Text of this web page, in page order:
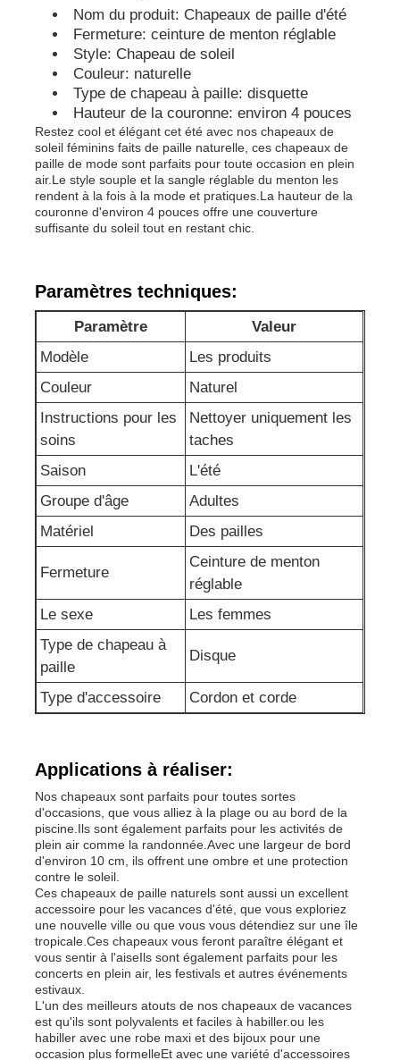
Maison
Produits
Visite d'usine
Contactez-nous
nouvelles
Cas
Demandez une citation
Les guêtres sans couture des femmes
L'ouatine des femmes a rayé des guêtres
Legging Spandex Femme
Guêtres colorées de yoga
Entraîneur Socks de sports
les chaussettes des hommes géniaux
Les chaussettes de fantaisie des femmes
Chaussettes douces et confortables
Chapeaux de paille d'été pour femmes
Nom du produit: Chapeaux de paille d'été
Fermeture: ceinture de menton réglable
Style: Chapeau de soleil
Couleur: naturelle
Type de chapeau à paille: disquette
Hauteur de la couronne: environ 4 pouces
Restez cool et élégant cet été avec nos chapeaux de
soleil féminins faits de paille naturelle, ces chapeaux de
paille de mode sont parfaits pour toute occasion en plein
air.Le style souple et la sangle réglable du menton les
rendent à la fois à la mode et pratiques.La hauteur de la
couronne d'environ 4 pouces offre une couverture
suffisante du soleil tout en restant chic.
Paramètres techniques:
Paramètre
Valeur
Modèle
Les produits
Couleur
Naturel
Instructions pour les
soins
Nettoyer uniquement les
taches
Saison
L'été
Groupe d'âge
Adultes
Matériel
Des pailles
Fermeture
Ceinture de menton
réglable
Le sexe
Les femmes
Type de chapeau à
paille
Disque
Type d'accessoire Cordon et corde
Applications à réaliser:
Nos chapeaux sont parfaits pour toutes sortes
d'occasions, que vous alliez à la plage ou au bord de la
piscine.Ils sont également parfaits pour les activités de
plein air comme la randonnée.Avec une largeur de bord
d'environ 10 cm, ils offrent une ombre et une protection
contre le soleil.
Ces chapeaux de paille naturels sont aussi un excellent
accessoire pour les vacances d'été, que vous exploriez
une nouvelle ville ou que vous vous détendiez sur une île
tropicale.Ces chapeaux vous feront paraître élégant et
vous sentir à l'aiseIls sont également parfaits pour les
concerts en plein air, les festivals et autres événements
estivaux.
L'un des meilleurs atouts de nos chapeaux de vacances
est qu'ils sont polyvalents et faciles à habiller.ou les
habiller avec une robe maxi et des bijoux pour une
occasion plus formelleEt avec une variété d'accessoires